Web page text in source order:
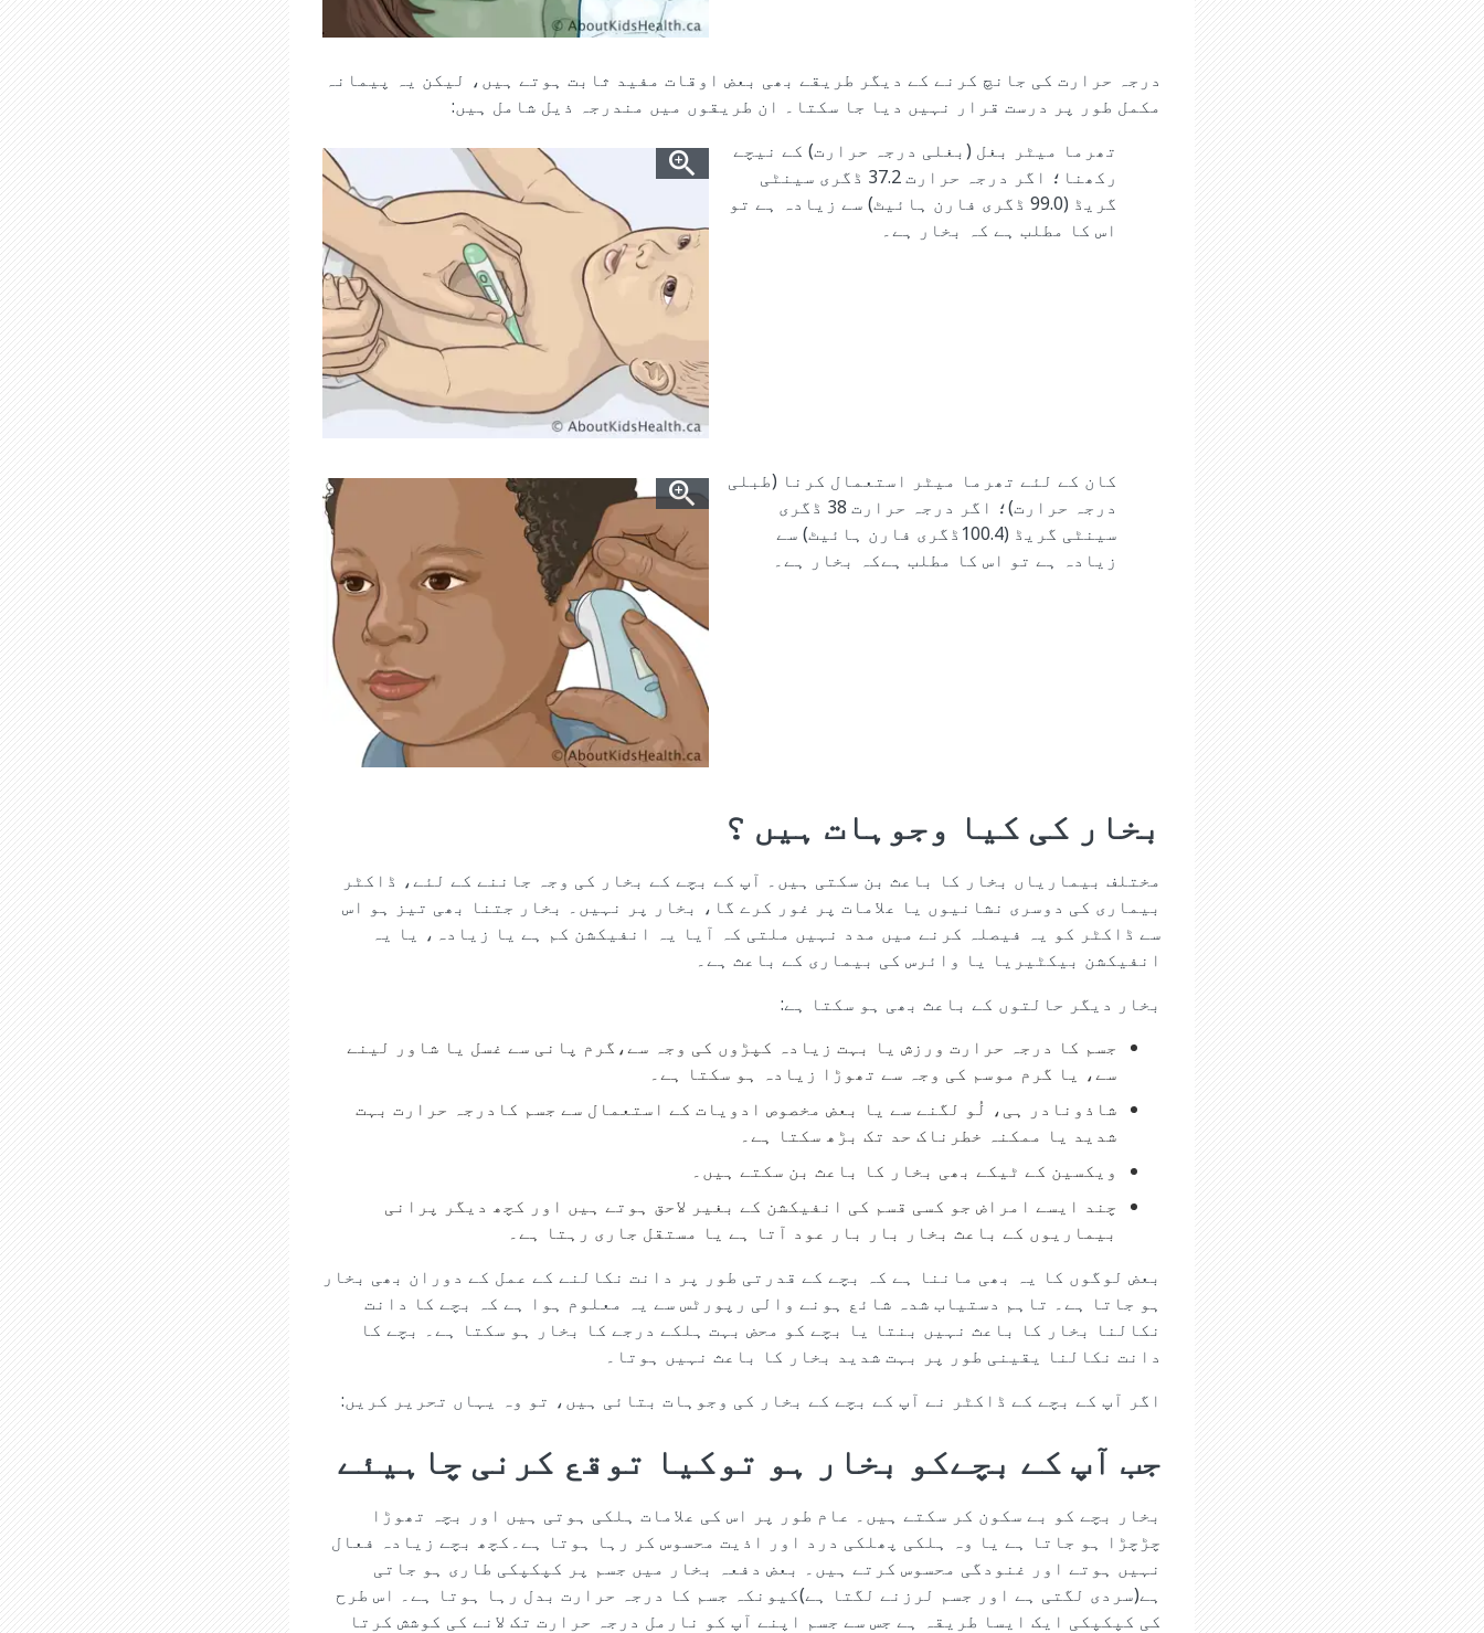
درجہ حرارت کی جانچ کرنے کے دیگر طریقے بھی بعض اوقات مفید ثابت ہوتے ہیں، لیکن یہ پیمانہ
مکمل طور پر درست قرار نہیں دیا جا سکتا۔ ان طریقوں میں مندرجہ ذیل شامل ہیں:
تھرما میٹر بغل (بغلی درجہ حرارت) کے نیچے
رکھنا؛ اگر درجہ حرارت 37.2 ڈگری سینٹی
گریڈ (99.0 ڈگری فارن ہائیٹ) سے زیادہ ہے تو
اس کا مطلب ہے کہ بخار ہے۔
کان کے لئے تھرما میٹر استعمال کرنا (طبلی
درجہ حرارت)؛ اگر درجہ حرارت 38 ڈگری
سینٹی گریڈ (100.4ڈگری فارن ہائیٹ) سے
زیادہ ہے تو اس کا مطلب ہےکہ بخار ہے۔
بخار کی کیا وجوہات ہیں ؟
مختلف بیماریاں بخار کا باعث بن سکتی ہیں۔ آپ کے بچے کے بخار کی وجہ جاننے کے لئے، ڈاکٹر
بیماری کی دوسری نشانیوں یا علامات پر غور کرے گا، بخار پر نہیں۔ بخار جتنا بھی تیز ہو اس
سے ڈاکٹر کو یہ فیصلہ کرنے میں مدد نہیں ملتی کہ آیا یہ انفیکشن کم ہے یا زیادہ، یا یہ
انفیکشن بیکٹیریا یا وائرس کی بیماری کے باعث ہے۔
بخار دیگر حالتوں کے باعث بھی ہو سکتا ہے:
جسم کا درجہ حرارت ورزش یا بہت زیادہ کپڑوں کی وجہ سے،گرم پانی سے غسل یا شاور لینے
سے، یا گرم موسم کی وجہ سے تھوڑا زیادہ ہو سکتا ہے۔
شاذونادر ہی، لُو لگنے سے یا بعض مخصوص ادویات کے استعمال سے جسم کادرجہ حرارت بہت
شدید یا ممکنہ خطرناک حد تک بڑھ سکتا ہے۔
ویکسین کے ٹیکے بھی بخار کا باعث بن سکتے ہیں۔
چند ایسے امراض جو کسی قسم کی انفیکشن کے بغیر لاحق ہوتے ہیں اور کچھ دیگر پرانی
بیماریوں کے باعث بخار بار بار عود آتا ہے یا مستقل جاری رہتا ہے۔
بعض لوگوں کا یہ بھی ماننا ہے کہ بچے کے قدرتی طور پر دانت نکالنے کے عمل کے دوران بھی بخار
ہو جاتا ہے۔ تاہم دستیاب شدہ شائع ہونے والی رپورٹس سے یہ معلوم ہوا ہے کہ بچے کا دانت
نکالنا بخار کا باعث نہیں بنتا یا بچے کو محض بہت ہلکے درجے کا بخار ہو سکتا ہے۔ بچے کا
دانت نکالنا یقینی طور پر بہت شدید بخار کا باعث نہیں ہوتا۔
اگر آپ کے بچے کے ڈاکٹر نے آپ کے بچے کے بخار کی وجوہات بتائی ہیں، تو وہ یہاں تحریر کریں:
جب آپ کے بچےکو بخار ہو توکیا توقع کرنی چاہیئے
بخار بچے کو بے سکون کر سکتے ہیں۔ عام طور پر اس کی علامات ہلکی ہوتی ہیں اور بچہ تھوڑا
چڑچڑا ہو جاتا ہے یا وہ ہلکی پھلکی درد اور اذیت محسوس کر رہا ہوتا ہے۔کچھ بچے زیادہ فعال
نہیں ہوتے اور غنودگی محسوس کرتے ہیں۔ بعض دفعہ بخار میں جسم پر کپکپکی طاری ہو جاتی
ہے(سردی لگتی ہے اور جسم لرزنے لگتا ہے)کیونکہ جسم کا درجہ حرارت بدل رہا ہوتا ہے۔ اس طرح
کی کپکپکی ایک ایسا طریقہ ہے جس سے جسم اپنے آپ کو نارمل درجہ حرارت تک لانے کی کوشش کرتا